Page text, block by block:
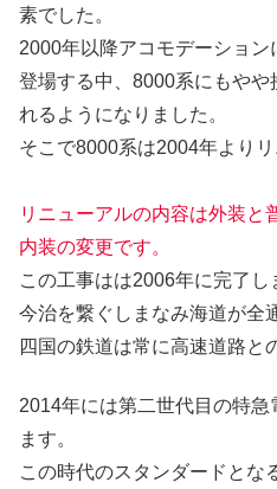
素でした。
2000年以降アコモデーション
登場する中、8000系にもやや
れるようになりました。
そこで8000系は2004年より
リニューアルの内容は外装と
内装の変更です。
この工事はは2006年に完了
今治を繋ぐしまなみ海道が全
四国の鉄道は常に高速道路と
2014年には第二世代目の特
ます。
この時代のスタンダードとな